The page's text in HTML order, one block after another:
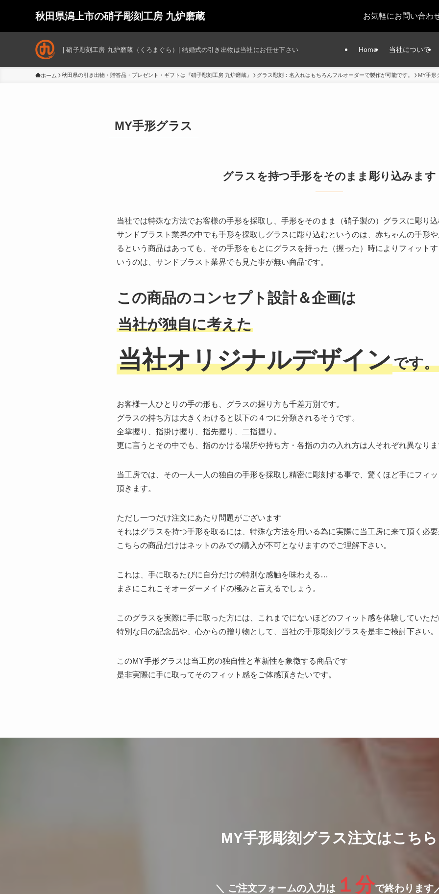
秋田県潟上市の硝子彫刻工房 九炉磨蔵 お気軽にお問い合わ
| 硝子彫刻工房 九炉磨蔵（くろまぐら）| 結婚式の引き出物は当社にお任せ下さい Home 当社について
ホーム 秋田県の引き出物・贈答品・プレゼント・ギフトは『硝子彫刻工房 九炉磨蔵』 グラス彫刻：名入れはもちろんフルオーダーで製作が可能です。 MY手形
MY手形グラス
グラスを持つ手形をそのまま彫り込みます
当社では特殊な方法でお客様の手形を採取し、手形をそのまま（硝子製の）グラスに彫り
サンドブラスト業界の中でも手形を採取しグラスに彫り込むというのは、赤ちゃんの手形
るという商品はあっても、その手形をもとにグラスを持った（握った）時によりフィット
いうのは、サンドブラスト業界でも見た事が無い商品です。
この商品のコンセプト設計＆企画は
当社が独自に考えた
当社オリジナルデザインです。
お客様一人ひとりの手の形も、グラスの握り方も千差万別です。
グラスの持ち方は大きくわけると以下の４つに分類されるそうです。
全掌握り、指掛け握り、指先握り、二指握り。
更に言うとその中でも、指のかける場所や持ち方・各指の力の入れ方は人それぞれ異なり
当工房では、その一人一人の独自の手形を採取し精密に彫刻する事で、驚くほど手にフィ
頂きます。
ただし一つだけ注文にあたり問題がございます
それはグラスを持つ手形を取るには、特殊な方法を用いる為に実際に当工房に来て頂く必
こちらの商品だけはネットのみでの購入が不可となりますのでご理解下さい。
これは、手に取るたびに自分だけの特別な感触を味わえる…
まさにこれこそオーダーメイドの極みと言えるでしょう。
このグラスを実際に手に取った方には、これまでにないほどのフィット感を体験していた
特別な日の記念品や、心からの贈り物として、当社の手形彫刻グラスを是非ご検討下さい。
このMY手形グラスは当工房の独自性と革新性を象徴する商品です
是非実際に手に取ってそのフィット感をご体感頂きたいです。
MY手形彫刻グラス注文はこちら
＼ ご注文フォームの入力は １分で終わります